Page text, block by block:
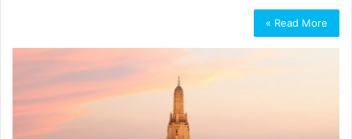
Read More »